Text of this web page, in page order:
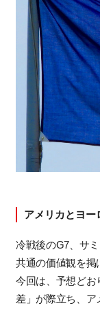
アメリカとヨー
冷戦後のG7 、サ
共通の価値観を掲
今回は、予想どお
差」が際立ち、